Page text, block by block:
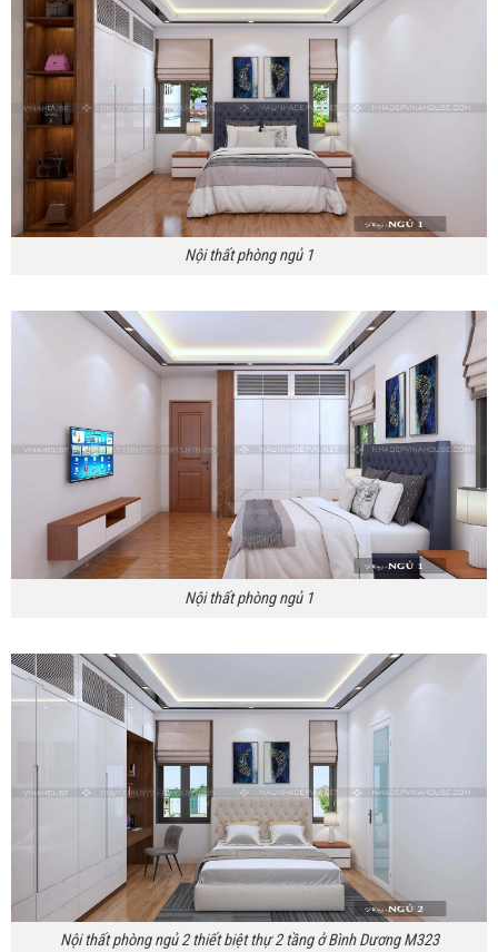
Nội thất phòng ngủ 1
Nội thất phòng ngủ 1
Nội thất phòng ngủ 2 thiết biệt thự 2 tầng ở Bình Dương M323